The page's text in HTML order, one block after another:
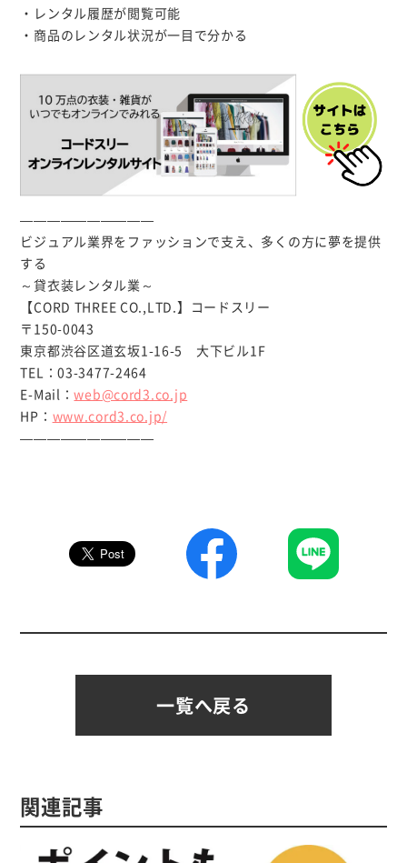
・レンタル履歴が閲覧可能
・商品のレンタル状況が一目で分かる
——————————
ビジュアル業界をファッションで支え、多くの方に夢を提供
する
～貸衣装レンタル業～
【CORD THREE CO.,LTD.】コードスリー
〒150-0043
東京都渋谷区道玄坂1-16-5 大下ビル1F
TEL：03-3477-2464
E-Mail：web@cord3.co.jp
HP： www.cord3.co.jp/
——————————
一覧へ戻る
関連記事